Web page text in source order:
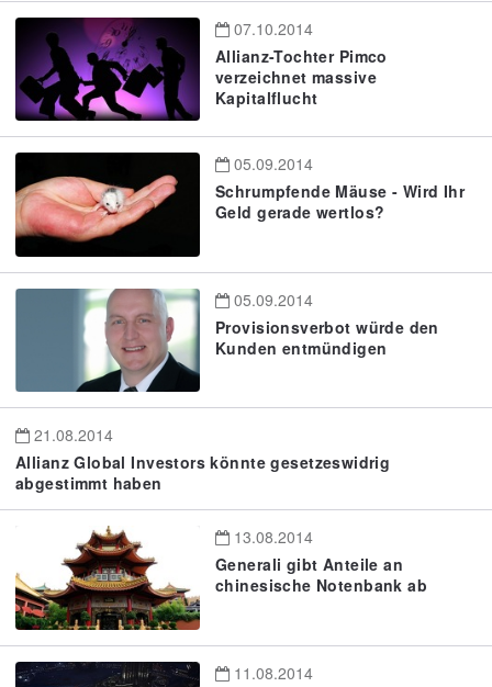
07.10.2014
Allianz-Tochter Pimco
verzeichnet massive
Kapitalflucht
05.09.2014
Schrumpfende Mäuse - Wird Ihr
Geld gerade wertlos?
05.09.2014
Provisionsverbot würde den
Kunden entmündigen
21.08.2014
Allianz Global Investors könnte gesetzeswidrig
abgestimmt haben
13.08.2014
Generali gibt Anteile an
chinesische Notenbank ab
11.08.2014